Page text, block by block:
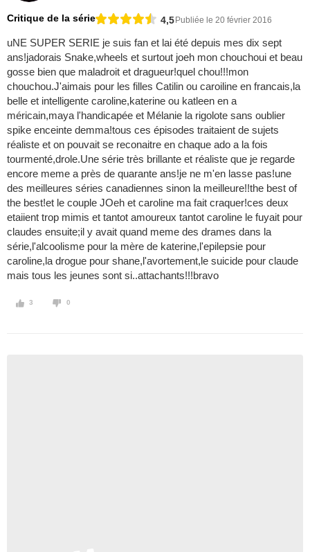
Critique de la série 4,5Publiée le 20 février 2016
uNE SUPER SERIE je suis fan et lai été depuis mes dix sept
ans!jadorais Snake,wheels et surtout joeh mon chouchoui et beau
gosse bien que maladroit et dragueur!quel chou!!!mon
chouchou.J'aimais pour les filles Catilin ou caroiline en francais,la
belle et intelligente caroline,katerine ou katleen en a
méricain,maya l'handicapée et Mélanie la rigolote sans oublier
spike enceinte demma!tous ces épisodes traitaient de sujets
réaliste et on pouvait se reconaitre en chaque ado a la fois
tourmenté,drole.Une série très brillante et réaliste que je regarde
encore meme a près de quarante ans!je ne m'en lasse pas!une
des meilleures séries canadiennes sinon la meilleure!!the best of
the best!et le couple JOeh et caroline ma fait craquer!ces deux
etaiient trop mimis et tantot amoureux tantot caroline le fuyait pour
claudes ensuite;il y avait quand meme des drames dans la
série,l'alcoolisme pour la mère de katerine,l'epilepsie pour
caroline,la drogue pour shane,l'avortement,le suicide pour claude
mais tous les jeunes sont si..attachants!!!bravo
3 0